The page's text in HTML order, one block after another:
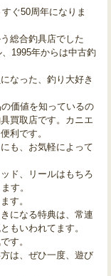
ぐ50周年になりま
総合釣具店でした
1995年からは中古釣
なった、釣り大好き
価値を知っているの
買取店です。カニエ
利です。
も、お気軽によって
ド、リールはもちろ
す。
す。
になる特典は、常連
もいわれてます。
す。
は、ぜひ一度、遊び